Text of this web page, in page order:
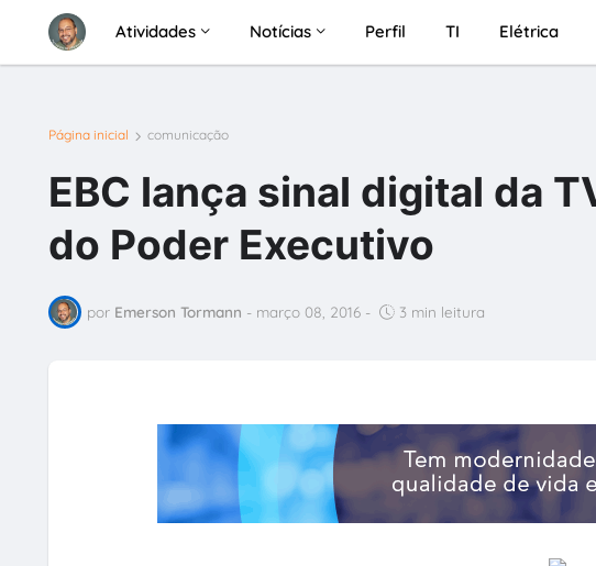
Atividades Notícias Perfil TI Elétrica
Página inicial comunicação
EBC lança sinal digital da
do Poder Executivo
por Emerson Tormann - março 08, 2016 - 3 min leitura